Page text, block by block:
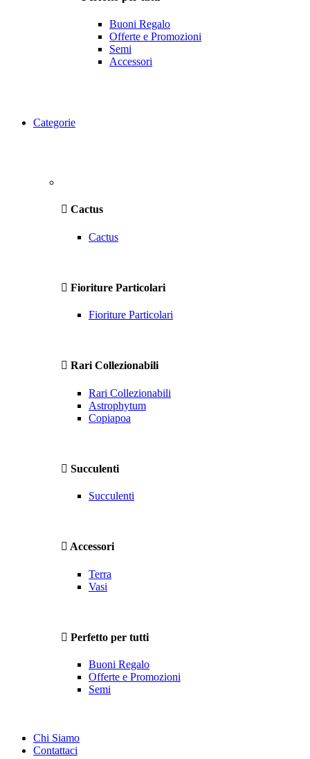
Buoni Regalo
Offerte e Promozioni
Semi
Accessori
Categorie
Cactus
Cactus
Fioriture Particolari
Fioriture Particolari
Rari Collezionabili
Rari Collezionabili
Astrophytum
Copiapoa
Succulenti
Succulenti
Accessori
Terra
Vasi
Perfetto per tutti
Buoni Regalo
Offerte e Promozioni
Semi
Chi Siamo
Contattaci